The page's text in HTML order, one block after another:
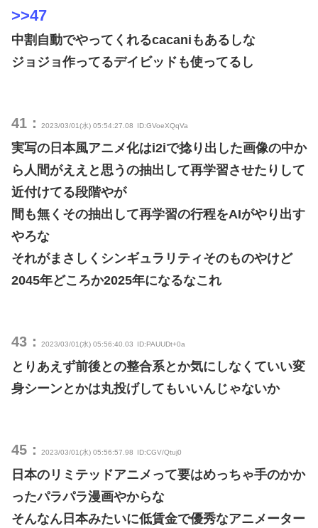
>>47
中割自動でやってくれるcacaniもあるしな
ジョジョ作ってるデイビッドも使ってるし
41： 2023/03/01(水) 05:54:27.08 ID:GVoeXQqVa
実写の日本風アニメ化はi2iで捻り出した画像の中か
ら人間がええと思うの抽出して再学習させたりして
近付けてる段階やが
間も無くその抽出して再学習の行程をAIがやり出す
やろな
それがまさしくシンギュラリティそのものやけど
2045年どころか2025年になるなこれ
43： 2023/03/01(水) 05:56:40.03 ID:PAUUDt+0a
とりあえず前後との整合系とか気にしなくていい変
身シーンとかは丸投げしてもいいんじゃないか
45： 2023/03/01(水) 05:56:57.98 ID:CGV/Qtuj0
日本のリミテッドアニメって要はめっちゃ手のかか
ったパラパラ漫画やからな
そんなん日本みたいに低賃金で優秀なアニメーター